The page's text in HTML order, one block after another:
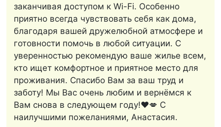
заканчивая доступом к Wi-Fi. Особенно
приятно всегда чувствовать себя как дома,
благодаря вашей дружелюбной атмосфере и
готовности помочь в любой ситуации. С
уверенностью рекомендую ваше жилье всем,
кто ищет комфортное и приятное место для
проживания. Спасибо Вам за ваш труд и
заботу! Мы Вас очень любим и вернёмся к
Вам снова в следующем году!❤️💋 С
наилучшими пожеланиями, Анастасия.